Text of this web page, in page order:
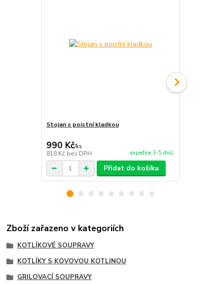
Stojan s poistní kladkou
990 Kč/ks
818 Kč bez DPH expedice 3-5 dnů
Přidat do košíku
Zboží zařazeno v kategoriích
KOTLÍKOVÉ SOUPRAVY
KOTLÍKY S KOVOVOU KOTLINOU
GRILOVACÍ SOUPRAVY